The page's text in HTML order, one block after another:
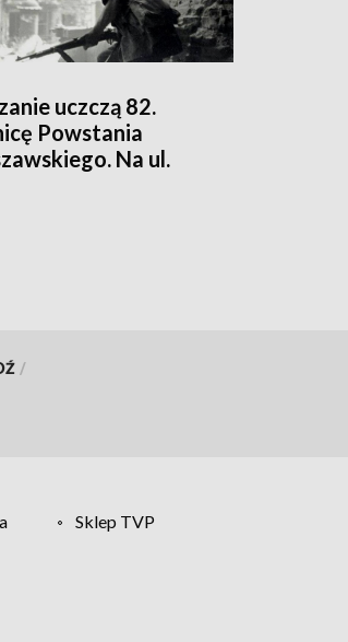
uczczą 82.
Powstania
Na ul.
/
Sklep TVP